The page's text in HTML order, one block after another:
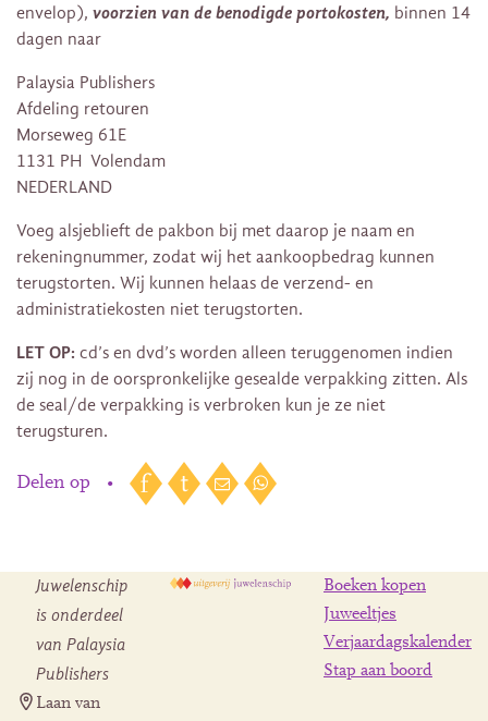
envelop), voorzien van de benodigde portokosten, binnen 14
dagen naar
Palaysia Publishers
Afdeling retouren
Morseweg 61E
1131 PH Volendam
NEDERLAND
Voeg alsjeblieft de pakbon bij met daarop je naam en
rekeningnummer, zodat wij het aankoopbedrag kunnen
terugstorten. Wij kunnen helaas de verzend- en
administratiekosten niet terugstorten.
LET OP: cd’s en dvd’s worden alleen teruggenomen indien
zij nog in de oorspronkelijke gesealde verpakking zitten. Als
de seal/de verpakking is verbroken kun je ze niet
terugsturen.
Delen op •
Juwelenschip
is onderdeel
van Palaysia
Publishers
Laan van
Boeken kopen
Juweeltjes
Verjaardagskalender
Stap aan boord